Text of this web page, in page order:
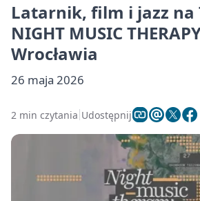
Latarnik, film i jazz na
NIGHT MUSIC
Wrocławia
26 maja 2026
2 min czytania Udostępnij